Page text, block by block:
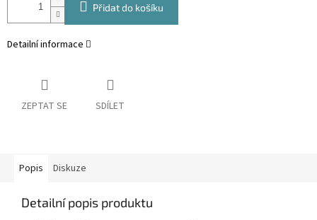
Přidat do košíku
Detailní informace
ZEPTAT SE SDÍLET
Popis Diskuze
Detailní popis produktu